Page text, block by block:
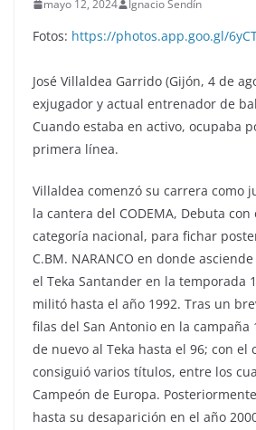
mayo 12, 2024 Ignacio Sendín
Fotos: https://photos.app.goo.gl/
José Villaldea Garrido (Gijón, 4 de
exjugador y actual entrenador de
Cuando estaba en activo, ocupaba
primera línea.
Villaldea comenzó su carrera como
la cantera del CODEMA, Debuta con
categoría nacional, para fichar
C.BM. NARANCO en donde
el Teka Santander en la temporada
militó hasta el año 1992. Tras un
filas del San Antonio en la campaña
de nuevo al Teka hasta el 96; con
consiguió varios títulos, entre los
Campeón de Europa.
hasta su desaparición en el año